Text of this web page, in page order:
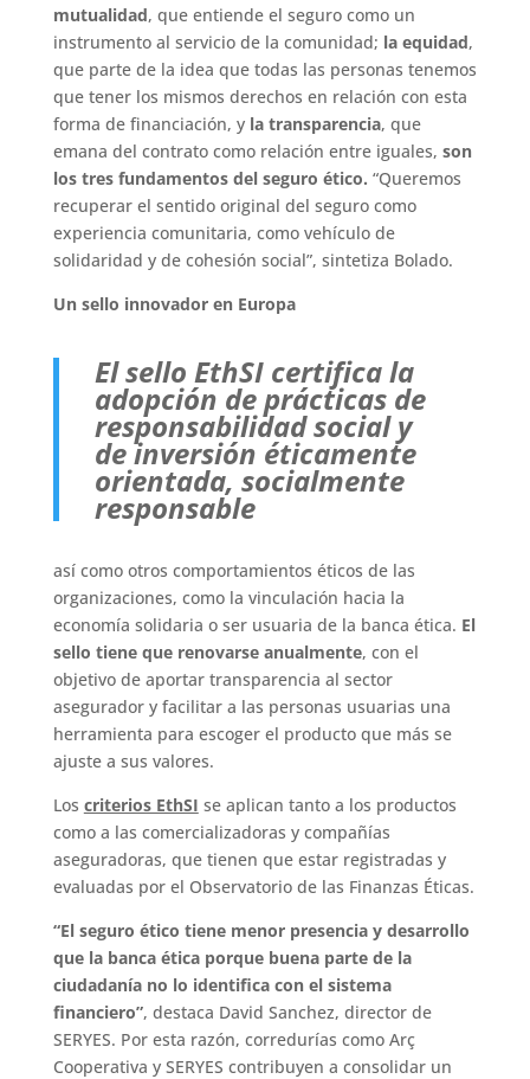
mutualidad, que entiende el seguro como un
instrumento al servicio de la comunidad; la equidad,
que parte de la idea que todas las personas tenemos
que tener los mismos derechos en relación con esta
forma de financiación, y la transparencia, que
emana del contrato como relación entre iguales, son
los tres fundamentos del seguro ético. “Queremos
recuperar el sentido original del seguro como
experiencia comunitaria, como vehículo de
solidaridad y de cohesión social”, sintetiza Bolado.
Un sello innovador en Europa
El sello EthSI certifica la
adopción de prácticas de
responsabilidad social y
de inversión éticamente
orientada, socialmente
responsable
así como otros comportamientos éticos de las
organizaciones, como la vinculación hacia la
economía solidaria o ser usuaria de la banca ética. El
sello tiene que renovarse anualmente, con el
objetivo de aportar transparencia al sector
asegurador y facilitar a las personas usuarias una
herramienta para escoger el producto que más se
ajuste a sus valores.
Los criterios EthSI se aplican tanto a los productos
como a las comercializadoras y compañías
aseguradoras, que tienen que estar registradas y
evaluadas por el Observatorio de las Finanzas Éticas.
“El seguro ético tiene menor presencia y desarrollo
que la banca ética porque buena parte de la
ciudadanía no lo identifica con el sistema
financiero”, destaca David Sanchez, director de
SERYES. Por esta razón, corredurías como Arç
Cooperativa y SERYES contribuyen a consolidar un